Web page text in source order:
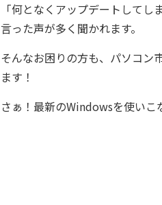
「何となくアップデートして
言った声が多く聞かれます。
そんなお困りの方も、パソコン
ます！
さぁ！最新のWindowsを使いこ